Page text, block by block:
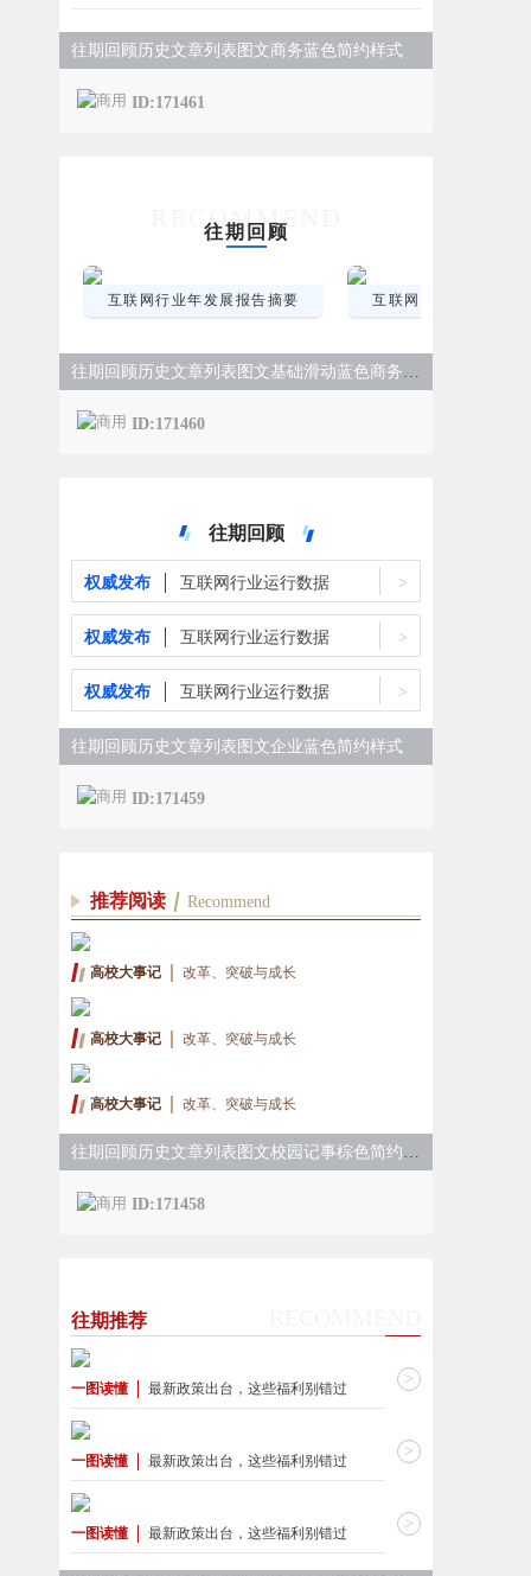
往期回顾历史文章列表图文商务蓝色简约样式
ID:171461
RECOMMEND
往期回顾
互联网行业年发展报告摘要 互联网行业年发展报
ID:171460
往期回顾
权威发布 互联网行业运行数据 >
权威发布 互联网行业运行数据 >
权威发布 互联网行业运行数据 >
往期回顾历史文章列表图文企业蓝色简约样式
ID:171459
推荐阅读 Recommend
高校大事记 改革、突破与成长
高校大事记 改革、突破与成长
高校大事记 改革、突破与成长
往期回顾历史文章列表图文校园记事棕色简约样式
ID:171458
往期推荐
一图读懂 最新政策出台，这些福利别错过
>
一图读懂 最新政策出台，这些福利别错过
>
一图读懂 最新政策出台，这些福利别错过
>